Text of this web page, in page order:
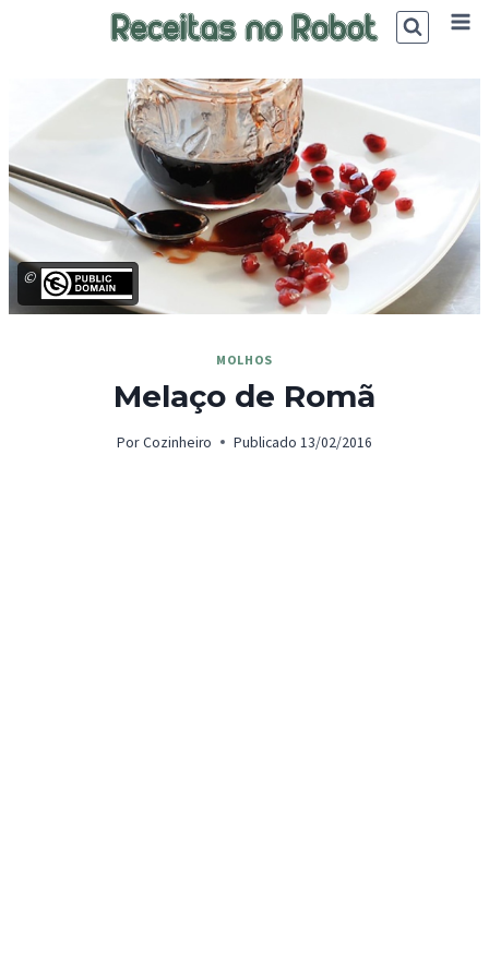
©
MOLHOS
Melaço de Romã
Por Cozinheiro Publicado 13/02/2016